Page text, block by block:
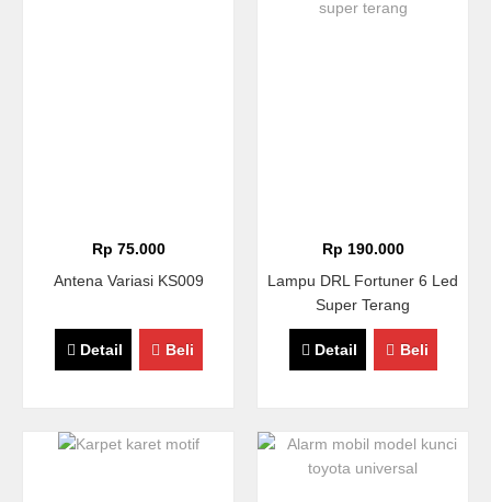
Rp 75.000
Antena Variasi KS009
Detail Beli
Rp 190.000
Lampu DRL Fortuner 6 Led
Super Terang
Detail Beli